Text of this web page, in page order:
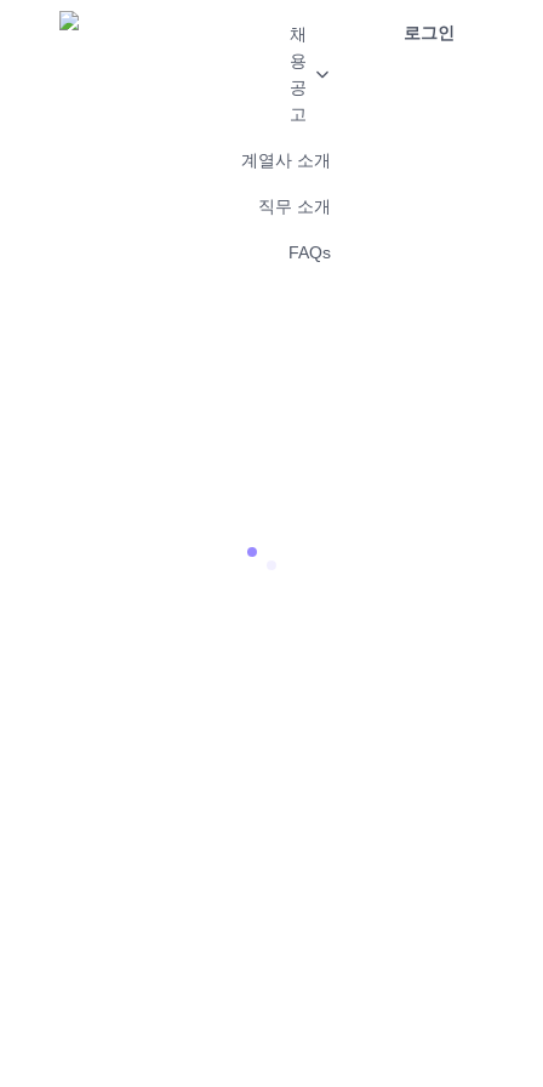
채
용
공
고
계열사 소개
직무 소개
FAQs
로그인